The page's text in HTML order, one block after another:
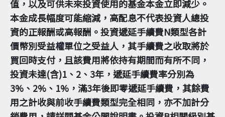
值，以及可供未來投資使用的基金本金立即減少。
本金成長幅度可能縮減，高配息不代表投資人總投
資的正報酬或高報酬。投資遞延手續費N類型各計
價幣別受益權單位之受益人，其手續費之收取將於
買回時支付，且該費用將依持有期間而有所不同，
投資未達(含)1、2、3年，遞延手續費率分別為
3%、2%、1%，滿3年後即零遞延手續費，其餘費
用之計收與前收手續費類型完全相同，亦不加計分